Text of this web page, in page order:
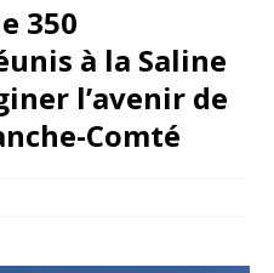
350
à la Saline
l’avenir de
Comté